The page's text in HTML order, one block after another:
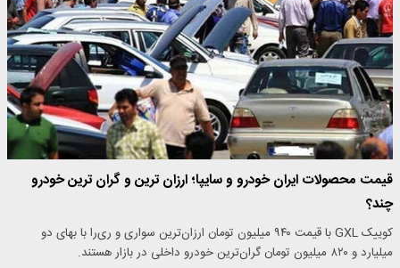
قیمت محصولات ایران خودرو و سایپا؛ ارزان ترین و گران ترین خودرو
چند؟
کوییک GXL با قیمت ۹۴۰ میلیون تومان ارزان‌ترین سواری و ری‌را با بهای دو
میلیارد و ۸۲۰ میلیون تومان گران‌ترین خودرو داخلی در بازار هستند.